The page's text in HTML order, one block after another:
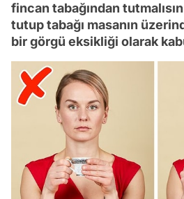
fincan tabağından
tutup tabağı masanın
bir görgü eksikliği olarak